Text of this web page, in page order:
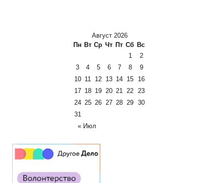
Август 2026
Пн Вт Ср Чт Пт Сб Вс
« Июл
1
2
3
4 5 6 7 8
9
10 11 12 13 14 15
16
17 18 19 20 21 22 23
24 25 26 27 28 29 30
31